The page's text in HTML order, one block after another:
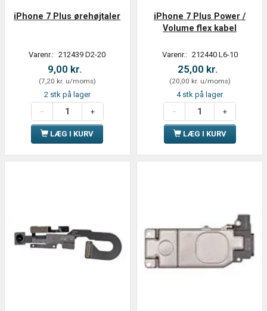
iPhone 7 Plus ørehøjtaler
Varenr.: 212439 D2-20
9,00 kr.
(7,20 kr. u/moms)
2 stk på lager
LÆG I KURV
iPhone 7 Plus Power /
Volume flex kabel
Varenr.: 212440 L6-10
25,00 kr.
(20,00 kr. u/moms)
4 stk på lager
LÆG I KURV